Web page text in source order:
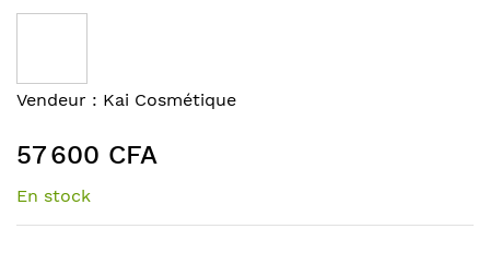
to
of
the
gallery
Skip
the
beginning
of
Vendeur : Kai Cosmétique
57 600 CFA
En stock